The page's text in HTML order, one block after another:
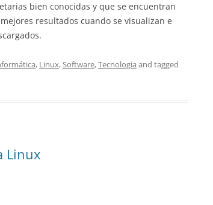
bien conocidas y que se encuentran
resultados cuando se visualizan e
, Linux,Software,Tecnologia and tagged
Linux